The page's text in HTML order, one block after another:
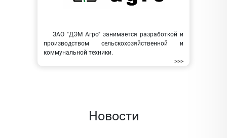
ЗАО "ДЭМ Агро" занимается разработкой и
производством сельскохозяйственной и
коммунальной техники.
>>>
Новости